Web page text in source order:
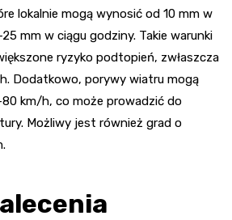
lokalnie mogą wynosić od 10 mm w
mm w ciągu godziny. Takie warunki
ryzyko podtopień, zwłaszcza
Dodatkowo, porywy wiatru mogą
km/h, co może prowadzić do
Możliwy jest również grad o